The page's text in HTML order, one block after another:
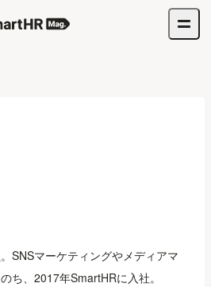
SNSマーケティングやメディアマ
ち、2017年SmartHRに入社。